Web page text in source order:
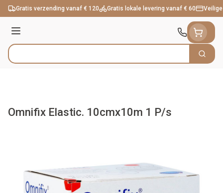
Ga naar de inhoud
Gratis verzending vanaf € 120 Gratis lokale levering vanaf € 60
Menu
Product, merk, categorie... Zoek
Omnifix Elastic. 10cmx10m 1 P/s